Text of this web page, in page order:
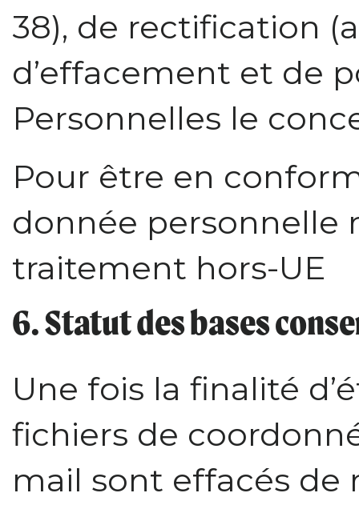
38), de rectification
d’effacement et de
Personnelles le
Pour être en
donnée personnelle
traitement hors-UE
6. Statut des bases
Une fois la finalité
fichiers de
mail sont effacés de